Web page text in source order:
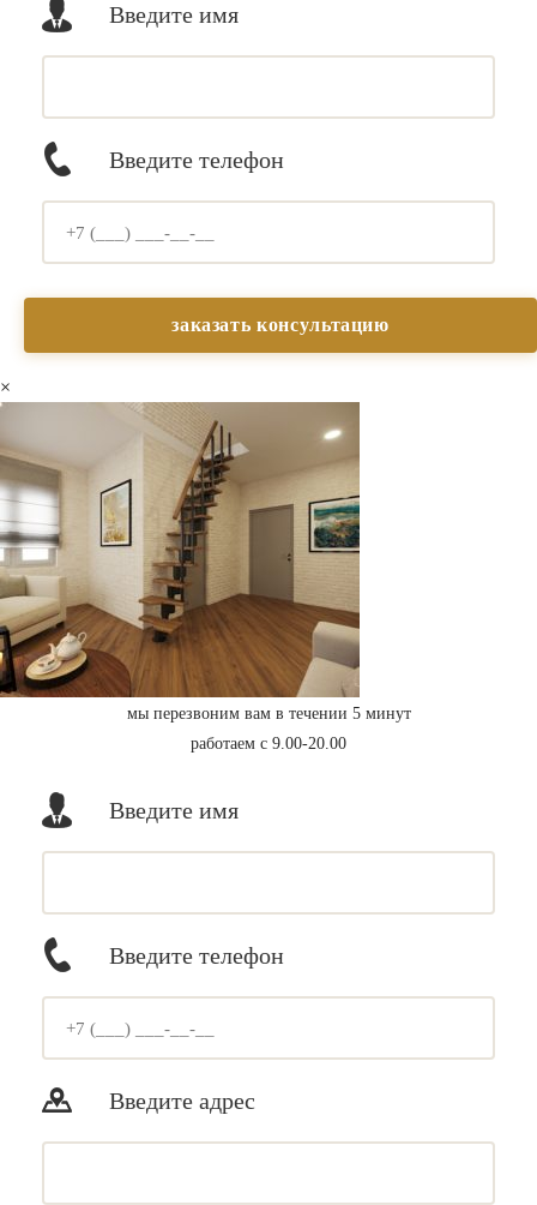
Введите имя
Введите телефон
×
мы перезвоним вам в течении 5 минут
работаем с 9.00-20.00
Введите имя
Введите телефон
Введите адрес